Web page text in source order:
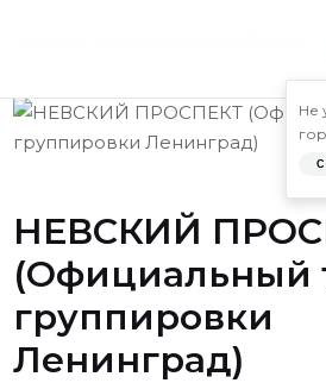
содержимому
Не
НЕВСКИЙ
(Официальный
группировки
Ленинград)